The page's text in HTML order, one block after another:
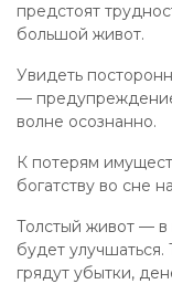
предстоят
большой живот.
Увидеть
— предупреждение
волне осознанно.
К потерям
богатству во сне
Толстый живот —
будет
грядут убытки,